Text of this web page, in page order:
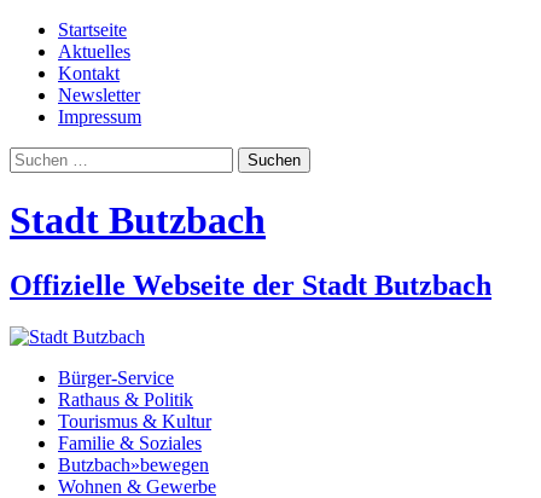
Startseite
Aktuelles
Kontakt
Newsletter
Impressum
Suchen
nach:
Stadt Butzbach
Offizielle Webseite der Stadt Butzbach
Bürger-Service
Rathaus & Politik
Tourismus & Kultur
Familie & Soziales
Butzbach»bewegen
Wohnen & Gewerbe